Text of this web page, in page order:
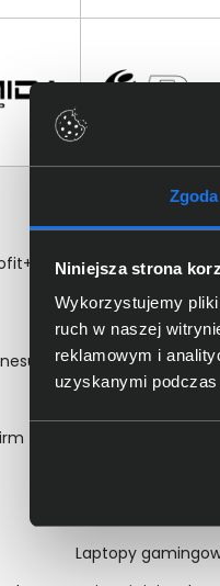
Zgoda
Niniejsza strona
Wykorzystujemy
ruch w naszej
reklamowym i
uzyskanymi
Zakupy
Sposoby dostawy
Metody płatności
Zakup z
Odroczony termin
Korekta danych
Laptopy